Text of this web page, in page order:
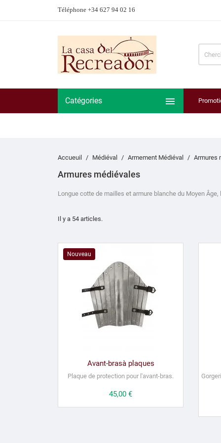
Téléphone +34 627 94 02 16
Catégories 
Accueuil Médiéval Armement Médiéval Armures
Armures médiévales
Longue cotte de mailles et armure blanche du Moyen
Il y a 54 articles.
Nouveau
Avant-brasà plaques
Plaque de protection pour l'avant-bras.
Prix
45,00 €